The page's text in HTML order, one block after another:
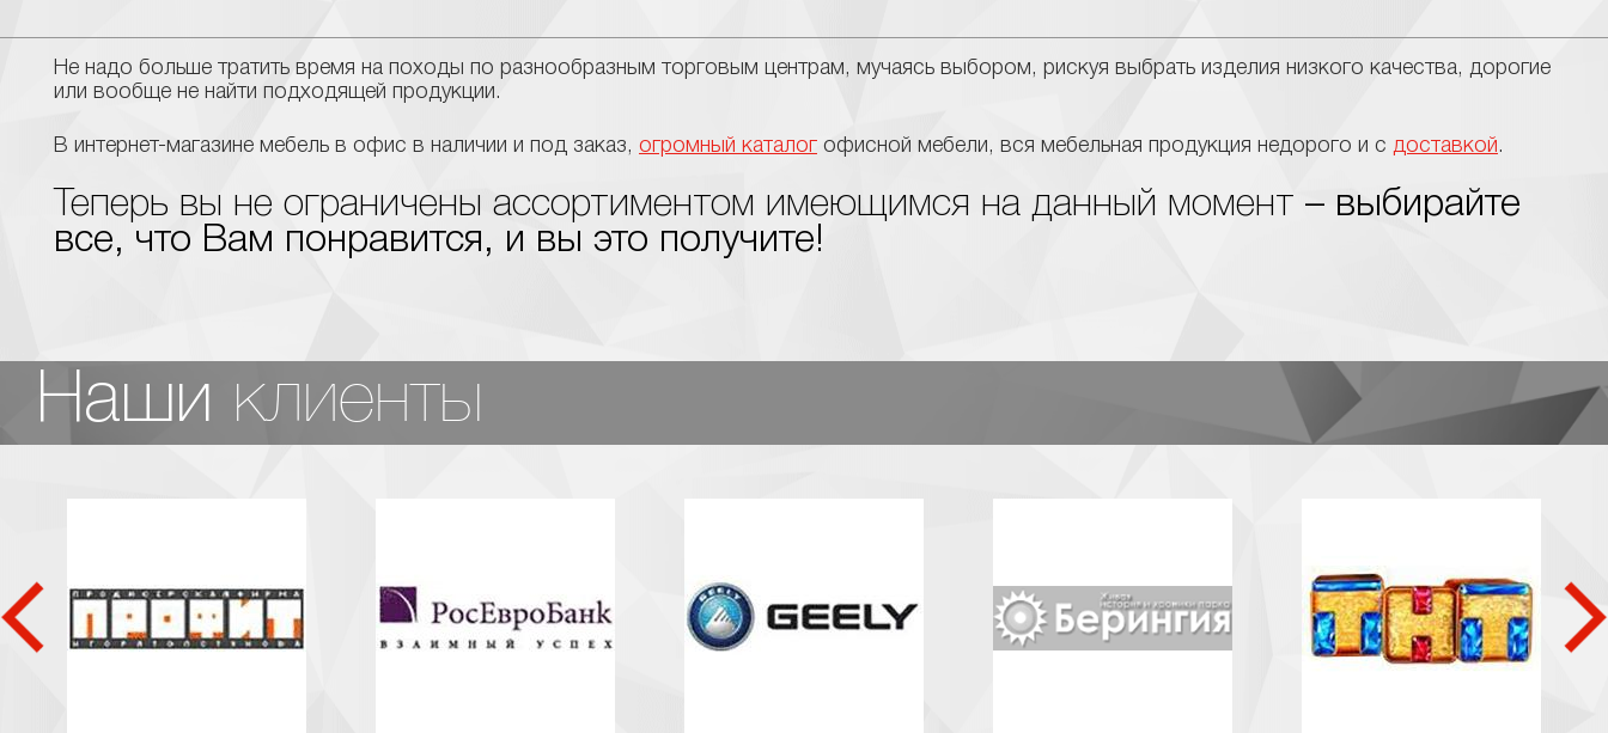
Не надо больше тратить время на походы по разнообразным торговым центрам, мучаясь выбором, рискуя выбрать изделия низкого качества, дорогие
или вообще не найти подходящей продукции.
В интернет-магазине мебель в офис в наличии и под заказ, огромный каталог офисной мебели, вся мебельная продукция недорого и с доставкой.
Теперь вы не ограничены ассортиментом имеющимся на данный момент – выбирайте
все, что Вам понравится, и вы это получите!
Наши клиенты